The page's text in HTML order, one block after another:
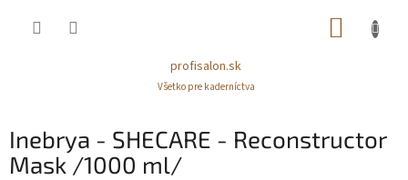
profisalon.sk
Všetko pre kaderníctva
Inebrya - SHECARE - Reconstructor
Mask /1000 ml/